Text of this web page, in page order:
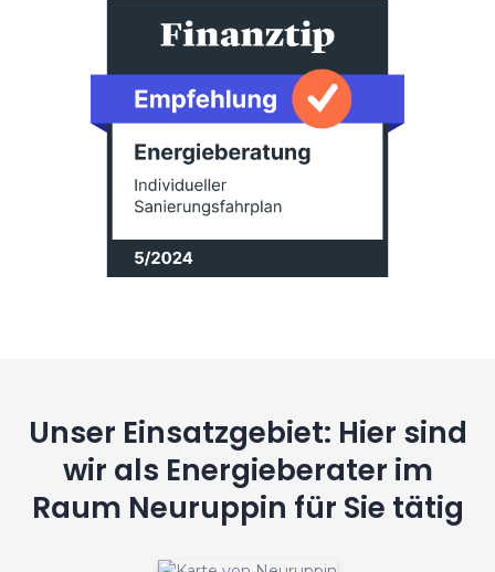
Unser Einsatzgebiet: Hier sind
wir als Energieberater im
Raum Neuruppin für Sie tätig